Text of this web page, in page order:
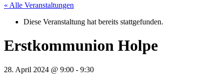
« Alle Veranstaltungen
Diese Veranstaltung hat bereits stattgefunden.
Erstkommunion Holpe
28. April 2024 @ 9:00 - 9:30